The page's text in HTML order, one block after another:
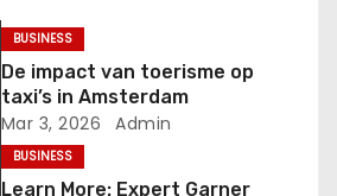
BUSINESS
De impact van toerisme op
taxi’s in Amsterdam
Mar 3, 2026 Admin
BUSINESS
Learn More: Expert Garner